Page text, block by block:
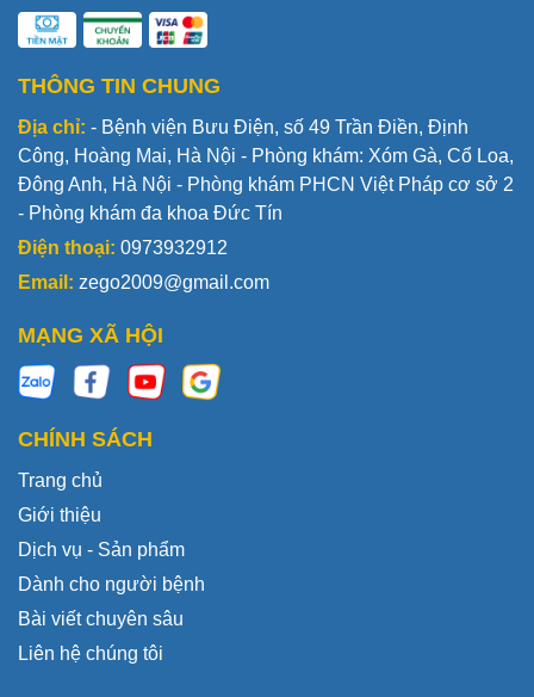
THÔNG TIN CHUNG
Địa chỉ: - Bệnh viện Bưu Điện, số 49 Trần Điền, Định
Công, Hoàng Mai, Hà Nội - Phòng khám: Xóm Gà, Cổ Loa,
Đông Anh, Hà Nội - Phòng khám PHCN Việt Pháp cơ sở 2
- Phòng khám đa khoa Đức Tín
Điện thoại: 0973932912
Email: zego2009@gmail.com
MẠNG XÃ HỘI
CHÍNH SÁCH
Trang chủ
Giới thiệu
Dịch vụ - Sản phẩm
Dành cho người bệnh
Bài viết chuyên sâu
Liên hệ chúng tôi